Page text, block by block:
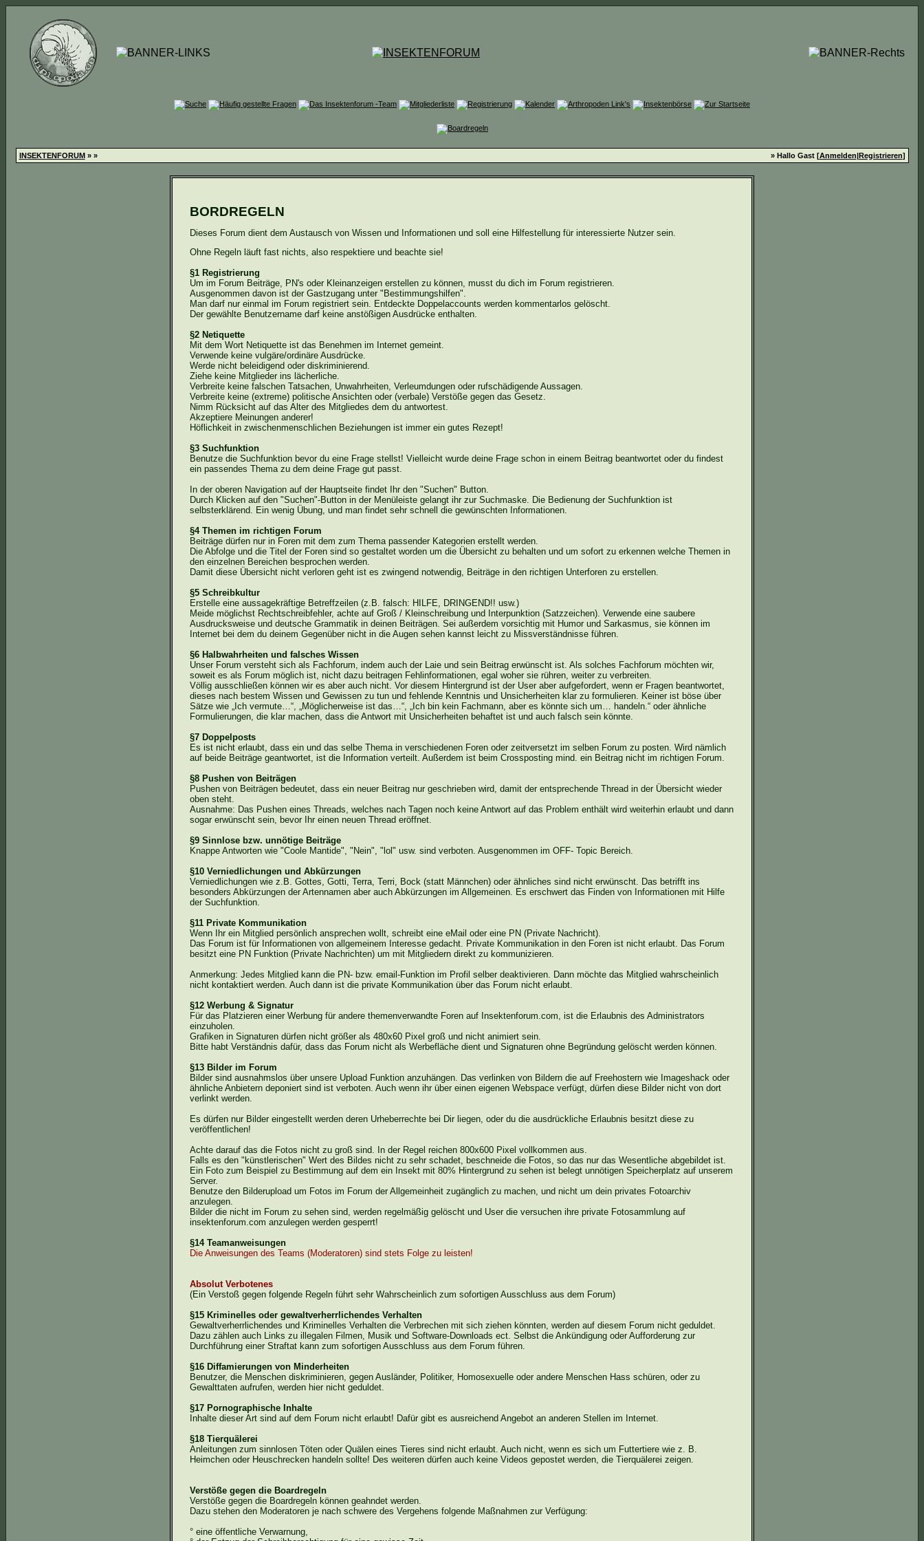
INSEKTENFORUM» » » Hallo Gast [Anmelden|Registrieren]
BORDREGELN
Dieses Forum dient dem Austausch von Wissen und Informationen und soll eine Hilfestellung für interessierte Nutzer sein.
Ohne Regeln läuft fast nichts, also respektiere und beachte sie!
§1 Registrierung
Um im Forum Beiträge, PN's oder Kleinanzeigen erstellen zu können, musst du dich im Forum registrieren.
Ausgenommen davon ist der Gastzugang unter "Bestimmungshilfen".
Man darf nur einmal im Forum registriert sein. Entdeckte Doppelaccounts werden kommentarlos gelöscht.
Der gewählte Benutzername darf keine anstößigen Ausdrücke enthalten.
§2 Netiquette
Mit dem Wort Netiquette ist das Benehmen im Internet gemeint.
Verwende keine vulgäre/ordinäre Ausdrücke.
Werde nicht beleidigend oder diskriminierend.
Ziehe keine Mitglieder ins lächerliche.
Verbreite keine falschen Tatsachen, Unwahrheiten, Verleumdungen oder rufschädigende Aussagen.
Verbreite keine (extreme) politische Ansichten oder (verbale) Verstöße gegen das Gesetz.
Nimm Rücksicht auf das Alter des Mitgliedes dem du antwortest.
Akzeptiere Meinungen anderer!
Höflichkeit in zwischenmenschlichen Beziehungen ist immer ein gutes Rezept!
§3 Suchfunktion
Benutze die Suchfunktion bevor du eine Frage stellst! Vielleicht wurde deine Frage schon in einem Beitrag beantwortet oder du findest
ein passendes Thema zu dem deine Frage gut passt.
In der oberen Navigation auf der Hauptseite findet Ihr den "Suchen" Button.
Durch Klicken auf den "Suchen"-Button in der Menüleiste gelangt ihr zur Suchmaske. Die Bedienung der Suchfunktion ist
selbsterklärend. Ein wenig Übung, und man findet sehr schnell die gewünschten Informationen.
§4 Themen im richtigen Forum
Beiträge dürfen nur in Foren mit dem zum Thema passender Kategorien erstellt werden.
Die Abfolge und die Titel der Foren sind so gestaltet worden um die Übersicht zu behalten und um sofort zu erkennen welche Themen in
den einzelnen Bereichen besprochen werden.
Damit diese Übersicht nicht verloren geht ist es zwingend notwendig, Beiträge in den richtigen Unterforen zu erstellen.
§5 Schreibkultur
Erstelle eine aussagekräftige Betreffzeilen (z.B. falsch: HILFE, DRINGEND!! usw.)
Meide möglichst Rechtschreibfehler, achte auf Groß / Kleinschreibung und Interpunktion (Satzzeichen). Verwende eine saubere
Ausdrucksweise und deutsche Grammatik in deinen Beiträgen. Sei außerdem vorsichtig mit Humor und Sarkasmus, sie können im
Internet bei dem du deinem Gegenüber nicht in die Augen sehen kannst leicht zu Missverständnisse führen.
§6 Halbwahrheiten und falsches Wissen
Unser Forum versteht sich als Fachforum, indem auch der Laie und sein Beitrag erwünscht ist. Als solches Fachforum möchten wir,
soweit es als Forum möglich ist, nicht dazu beitragen Fehlinformationen, egal woher sie rühren, weiter zu verbreiten.
Völlig ausschließen können wir es aber auch nicht. Vor diesem Hintergrund ist der User aber aufgefordert, wenn er Fragen beantwortet,
dieses nach bestem Wissen und Gewissen zu tun und fehlende Kenntnis und Unsicherheiten klar zu formulieren. Keiner ist böse über
Sätze wie „Ich vermute…“, „Möglicherweise ist das…“, „Ich bin kein Fachmann, aber es könnte sich um… handeln.“ oder ähnliche
Formulierungen, die klar machen, dass die Antwort mit Unsicherheiten behaftet ist und auch falsch sein könnte.
§7 Doppelposts
Es ist nicht erlaubt, dass ein und das selbe Thema in verschiedenen Foren oder zeitversetzt im selben Forum zu posten. Wird nämlich
auf beide Beiträge geantwortet, ist die Information verteilt. Außerdem ist beim Crossposting mind. ein Beitrag nicht im richtigen Forum.
§8 Pushen von Beiträgen
Pushen von Beiträgen bedeutet, dass ein neuer Beitrag nur geschrieben wird, damit der entsprechende Thread in der Übersicht wieder
oben steht.
Ausnahme: Das Pushen eines Threads, welches nach Tagen noch keine Antwort auf das Problem enthält wird weiterhin erlaubt und dann
sogar erwünscht sein, bevor Ihr einen neuen Thread eröffnet.
§9 Sinnlose bzw. unnötige Beiträge
Knappe Antworten wie "Coole Mantide", "Nein", "lol" usw. sind verboten. Ausgenommen im OFF- Topic Bereich.
§10 Verniedlichungen und Abkürzungen
Verniedlichungen wie z.B. Gottes, Gotti, Terra, Terri, Bock (statt Männchen) oder ähnliches sind nicht erwünscht. Das betrifft ins
besonders Abkürzungen der Artennamen aber auch Abkürzungen im Allgemeinen. Es erschwert das Finden von Informationen mit Hilfe
der Suchfunktion.
§11 Private Kommunikation
Wenn Ihr ein Mitglied persönlich ansprechen wollt, schreibt eine eMail oder eine PN (Private Nachricht).
Das Forum ist für Informationen von allgemeinem Interesse gedacht. Private Kommunikation in den Foren ist nicht erlaubt. Das Forum
besitzt eine PN Funktion (Private Nachrichten) um mit Mitgliedern direkt zu kommunizieren.
Anmerkung: Jedes Mitglied kann die PN- bzw. email-Funktion im Profil selber deaktivieren. Dann möchte das Mitglied wahrscheinlich
nicht kontaktiert werden. Auch dann ist die private Kommunikation über das Forum nicht erlaubt.
§12 Werbung & Signatur
Für das Platzieren einer Werbung für andere themenverwandte Foren auf Insektenforum.com, ist die Erlaubnis des Administrators
einzuholen.
Grafiken in Signaturen dürfen nicht größer als 480x60 Pixel groß und nicht animiert sein.
Bitte habt Verständnis dafür, dass das Forum nicht als Werbefläche dient und Signaturen ohne Begründung gelöscht werden können.
§13 Bilder im Forum
Bilder sind ausnahmslos über unsere Upload Funktion anzuhängen. Das verlinken von Bildern die auf Freehostern wie Imageshack oder
ähnliche Anbietern deponiert sind ist verboten. Auch wenn ihr über einen eigenen Webspace verfügt, dürfen diese Bilder nicht von dort
verlinkt werden.
Es dürfen nur Bilder eingestellt werden deren Urheberrechte bei Dir liegen, oder du die ausdrückliche Erlaubnis besitzt diese zu
veröffentlichen!
Achte darauf das die Fotos nicht zu groß sind. In der Regel reichen 800x600 Pixel vollkommen aus.
Falls es den "künstlerischen" Wert des Bildes nicht zu sehr schadet, beschneide die Fotos, so das nur das Wesentliche abgebildet ist.
Ein Foto zum Beispiel zu Bestimmung auf dem ein Insekt mit 80% Hintergrund zu sehen ist belegt unnötigen Speicherplatz auf unserem
Server.
Benutze den Bilderupload um Fotos im Forum der Allgemeinheit zugänglich zu machen, und nicht um dein privates Fotoarchiv
anzulegen.
Bilder die nicht im Forum zu sehen sind, werden regelmäßig gelöscht und User die versuchen ihre private Fotosammlung auf
insektenforum.com anzulegen werden gesperrt!
§14 Teamanweisungen
Die Anweisungen des Teams (Moderatoren) sind stets Folge zu leisten!
Absolut Verbotenes
(Ein Verstoß gegen folgende Regeln führt sehr Wahrscheinlich zum sofortigen Ausschluss aus dem Forum)
§15 Kriminelles oder gewaltverherrlichendes Verhalten
Gewaltverherrlichendes und Kriminelles Verhalten die Verbrechen mit sich ziehen könnten, werden auf diesem Forum nicht geduldet.
Dazu zählen auch Links zu illegalen Filmen, Musik und Software-Downloads ect. Selbst die Ankündigung oder Aufforderung zur
Durchführung einer Straftat kann zum sofortigen Ausschluss aus dem Forum führen.
§16 Diffamierungen von Minderheiten
Benutzer, die Menschen diskriminieren, gegen Ausländer, Politiker, Homosexuelle oder andere Menschen Hass schüren, oder zu
Gewalttaten aufrufen, werden hier nicht geduldet.
§17 Pornographische Inhalte
Inhalte dieser Art sind auf dem Forum nicht erlaubt! Dafür gibt es ausreichend Angebot an anderen Stellen im Internet.
§18 Tierquälerei
Anleitungen zum sinnlosen Töten oder Quälen eines Tieres sind nicht erlaubt. Auch nicht, wenn es sich um Futtertiere wie z. B.
Heimchen oder Heuschrecken handeln sollte! Des weiteren dürfen auch keine Videos gepostet werden, die Tierquälerei zeigen.
Verstöße gegen die Boardregeln
Verstöße gegen die Boardregeln können geahndet werden.
Dazu stehen den Moderatoren je nach schwere des Vergehens folgende Maßnahmen zur Verfügung:
° eine öffentliche Verwarnung,